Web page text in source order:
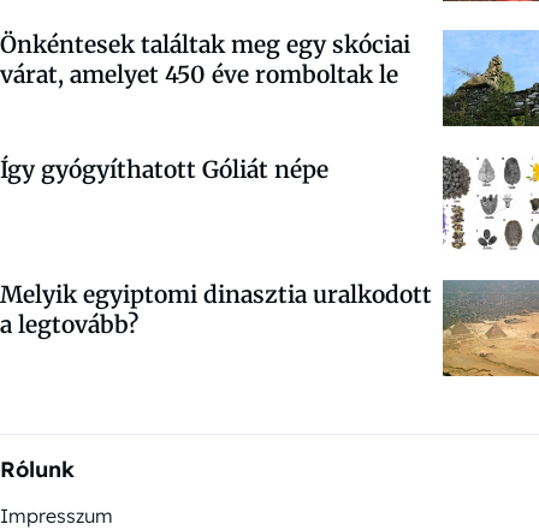
Önkéntesek találtak meg egy skóciai
várat, amelyet 450 éve romboltak le
Így gyógyíthatott Góliát népe
Melyik egyiptomi dinasztia uralkodott
a legtovább?
Rólunk
Impresszum